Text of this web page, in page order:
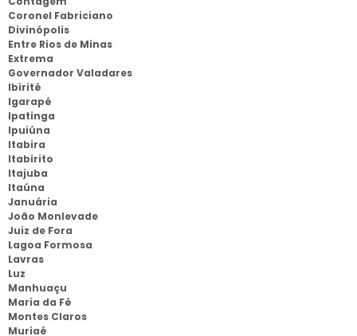
Coronel Fabriciano
Divinópolis
Entre Rios de Minas
Extrema
Governador Valadares
Ibirité
Igarapé
Ipatinga
Ipuiúna
Itabira
Itabirito
Itajuba
Itaúna
Januária
João Monlevade
Juiz de Fora
Lagoa Formosa
Lavras
Luz
Manhuaçu
Maria da Fé
Montes Claros
Muriaé